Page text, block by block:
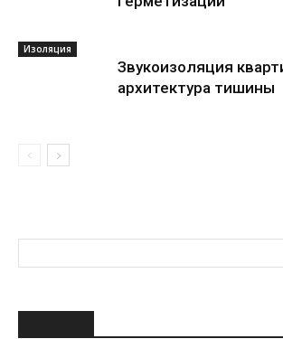
Изоляция
Звукоизоляция
архитектура тишины